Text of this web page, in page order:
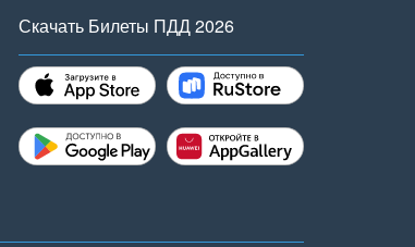
Скачать Билеты ПДД 2026